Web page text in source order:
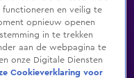
De Bondgenoten
en veilig te
opnieuw openen
in te trekken
aan de webpagina te
onze Digitale Diensten
Cookieverklaring voor